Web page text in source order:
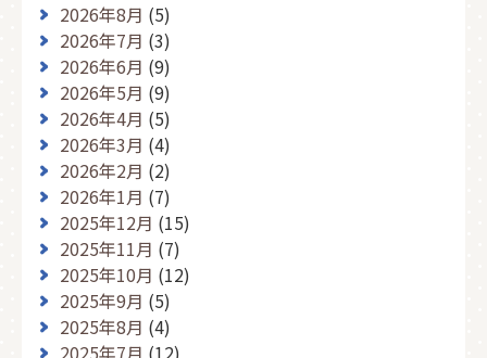
2026年8月 (5)
2026年7月 (3)
2026年6月 (9)
2026年5月 (9)
2026年4月 (5)
2026年3月 (4)
2026年2月 (2)
2026年1月 (7)
2025年12月 (15)
2025年11月 (7)
2025年10月 (12)
2025年9月 (5)
2025年8月 (4)
2025年7月 (12)